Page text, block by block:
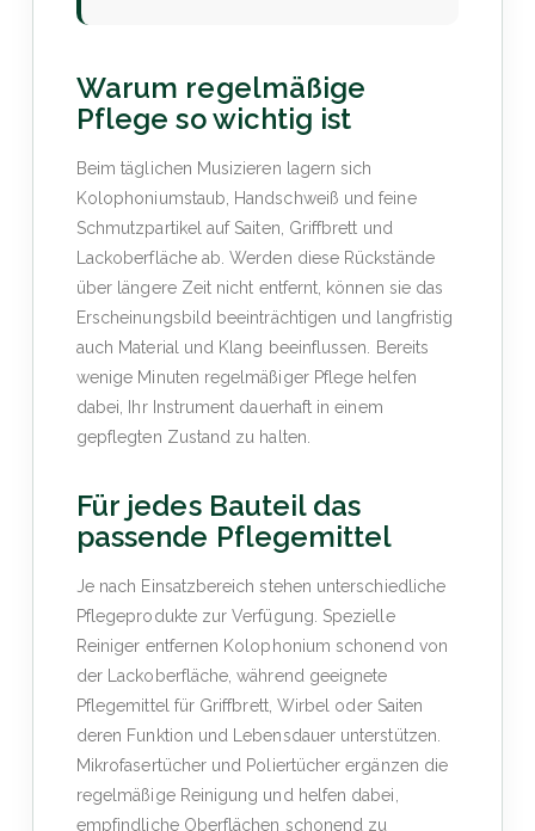
Warum regelmäßige
Pflege so wichtig ist
Beim täglichen Musizieren lagern sich
Kolophoniumstaub, Handschweiß und feine
Schmutzpartikel auf Saiten, Griffbrett und
Lackoberfläche ab. Werden diese Rückstände
über längere Zeit nicht entfernt, können sie das
Erscheinungsbild beeinträchtigen und langfristig
auch Material und Klang beeinflussen. Bereits
wenige Minuten regelmäßiger Pflege helfen
dabei, Ihr Instrument dauerhaft in einem
gepflegten Zustand zu halten.
Für jedes Bauteil das
passende Pflegemittel
Je nach Einsatzbereich stehen unterschiedliche
Pflegeprodukte zur Verfügung. Spezielle
Reiniger entfernen Kolophonium schonend von
der Lackoberfläche, während geeignete
Pflegemittel für Griffbrett, Wirbel oder Saiten
deren Funktion und Lebensdauer unterstützen.
Mikrofasertücher und Poliertücher ergänzen die
regelmäßige Reinigung und helfen dabei,
empfindliche Oberflächen schonend zu